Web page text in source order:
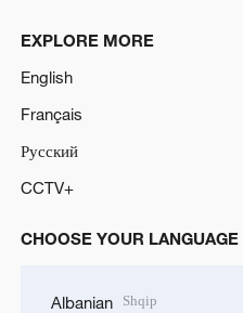
EXPLORE MORE
English
Français
Русский
CCTV+
CHOOSE YOUR LANGUAGE
Albanian Shqip